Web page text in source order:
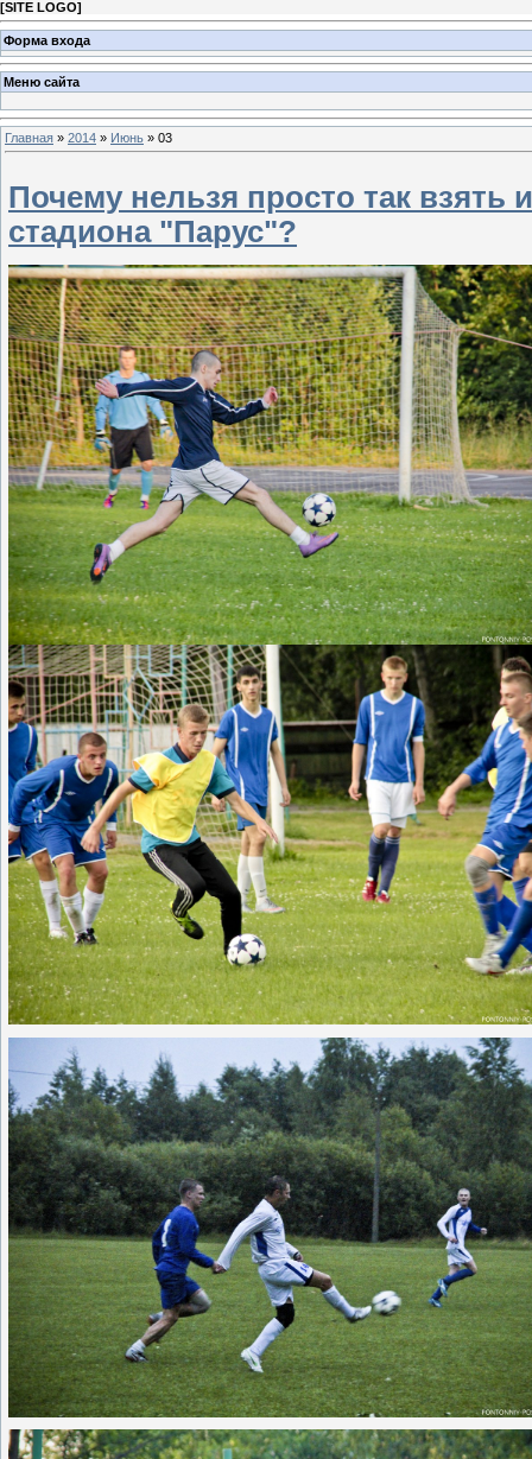
[SITE LOGO]
Форма входа
Меню сайта
Главная » 2014 » Июнь » 03
Почему нельзя просто так взять
стадиона "Парус"?